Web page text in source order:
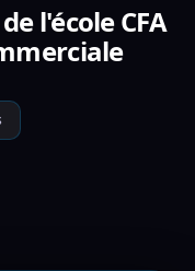
l'école CFA